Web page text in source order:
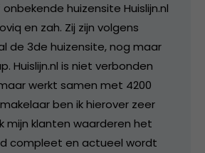
huizensite Huislijn.nl
en zah. Zij zijn volgens
de 3de huizensite, nog maar
Huislijn.nl is niet verbonden
werkt samen met 4200
ben ik hierover zeer
mijn klanten waarderen het
compleet en actueel wordt